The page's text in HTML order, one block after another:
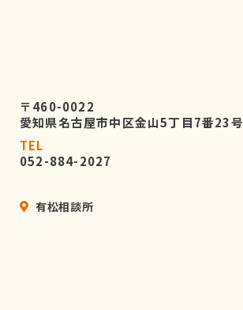
〒460-0022
愛知県名古屋市中区金山5丁目7番23号
TEL
052-884-2027
有松相談所